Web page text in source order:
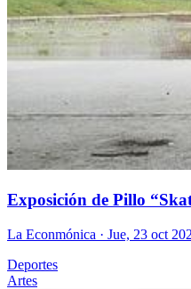
Exposición de Pillo
La Econmónica · Jue, 23 oct
Deportes
Artes